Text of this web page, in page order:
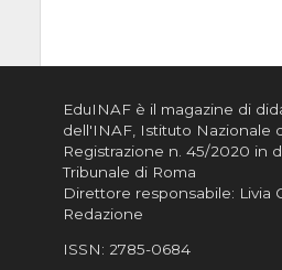
EduINAF è il magazine di
dell'INAF, Istituto Nazionale
Registrazione n. 45/2020 in
Tribunale di Roma
Direttore responsabile: Livia
Redazione
ISSN: 2785-0684